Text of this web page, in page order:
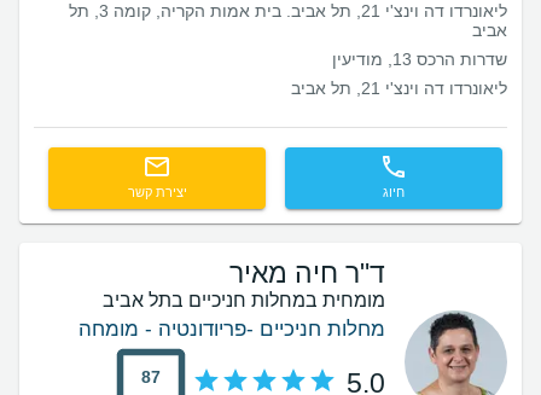
ליאונרדו דה וינצ'י 21, תל אביב. בית אמות הקריה, קומה 3, תל
אביב
שדרות הרכס 13, מודיעין
ליאונרדו דה וינצ'י 21, תל אביב
חיוג יצירת קשר
ד"ר חיה מאיר
מומחית במחלות חניכיים בתל אביב
מחלות חניכיים -פריודונטיה - מומחה
5.0
87